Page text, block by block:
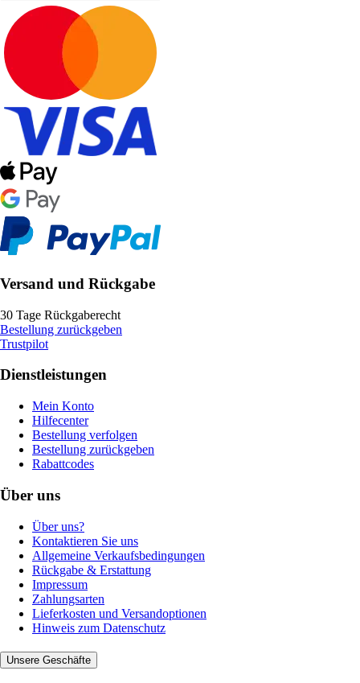
Versand und Rückgabe
30 Tage Rückgaberecht
Bestellung zurückgeben
Trustpilot
Dienstleistungen
Mein Konto
Hilfecenter
Bestellung verfolgen
Bestellung zurückgeben
Rabattcodes
Über uns
Über uns?
Kontaktieren Sie uns
Allgemeine Verkaufsbedingungen
Rückgabe & Erstattung
Impressum
Zahlungsarten
Lieferkosten und Versandoptionen
Hinweis zum Datenschutz
Unsere Geschäfte